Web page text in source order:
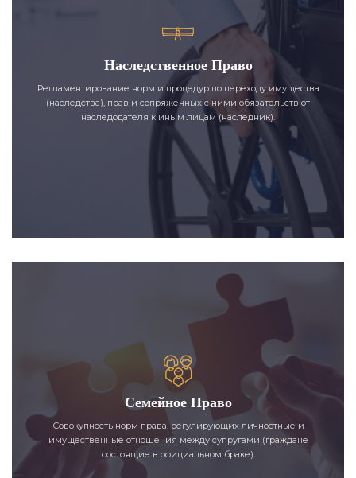
Наследственное Право
Регламентирование норм и процедур по переходу имущества
(наследства), прав и сопряженных с ними обязательств от
наследодателя к иным лицам (наследник).
Семейное Право
Совокупность норм права, регулирующих личностные и
имущественные отношения между супругами (граждане
состоящие в официальном браке).